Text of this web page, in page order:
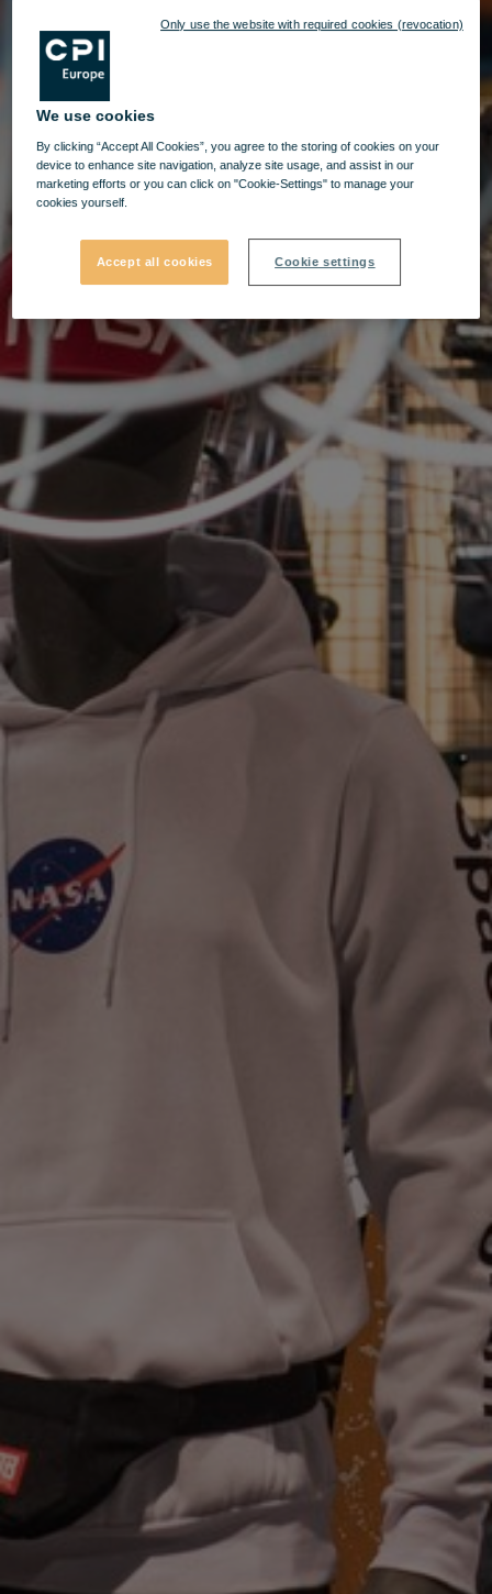
We use cookies
By clicking “Accept All Cookies”, you agree to the storing of cookies on your
device to enhance site navigation, analyze site usage, and assist in our
marketing efforts or you can click on "Cookie-Settings" to manage your
cookies yourself.
Accept all cookies Cookie settings
Only use the website with required cookies (revocation)